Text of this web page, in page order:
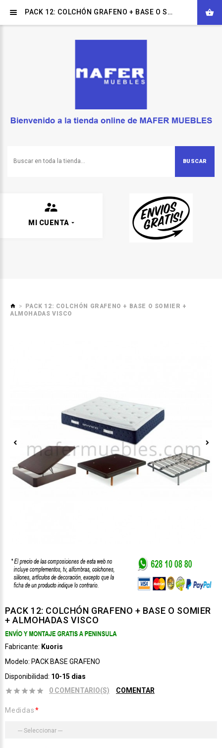
BUSCAR
MI CUENTA
PACK 12: COLCHÓN GRAFENO + BASE O SOMIER +
ALMOHADAS VISCO
PACK 12: COLCHÓN GRAFENO + BASE O SOMIER
+ ALMOHADAS VISCO
Fabricante: Kuoris
Modelo: PACK BASE GRAFENO
Disponibilidad: 10-15 dias
0 COMENTARIO(S)
COMENTAR
Medidas
PACK 12: COLCHÓN GRAFENO + BASE O SOMIER + ALMOHADAS VISCO